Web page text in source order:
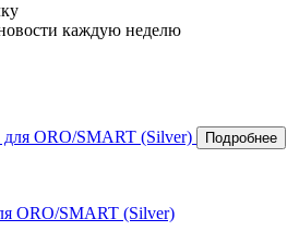
каждую неделю
Подробнее
ORO/SMART (Silver)